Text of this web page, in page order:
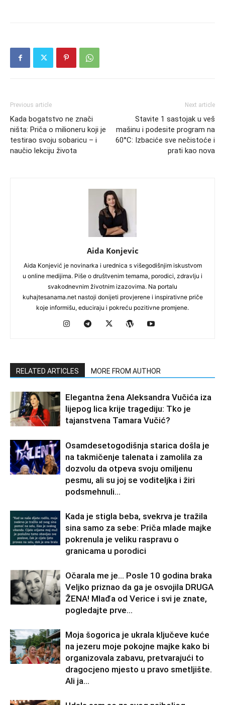
Previous article
Kada bogatstvo ne znači
ništa: Priča o milioneru koji je
testirao svoju sobaricu – i
naučio lekciju života
Next article
Stavite 1 sastojak u veš
mašinu i podesite program na
60°C: Izbaciće sve nečistoće i
prati kao nova
Aida Konjevic
Aida Konjević je novinarka i urednica s višegodišnjim iskustvom
u online medijima. Piše o društvenim temama, porodici, zdravlju i
svakodnevnim životnim izazovima. Na portalu
kuhajtesanama.net nastoji donijeti provjerene i inspirativne priče
koje informišu, educiraju i pokreću pozitivne promjene.
RELATED ARTICLES MORE FROM AUTHOR
Elegantna žena Aleksandra Vučića iza
lijepog lica krije tragediju: Tko je
tajanstvena Tamara Vučić?
Osamdesetogodišnja starica došla je
na takmičenje talenata i zamolila za
dozvolu da otpeva svoju omiljenu
pesmu, ali su joj se voditeljka i žiri
podsmehnuli...
Kada je stigla beba, svekrva je tražila
sina samo za sebe: Priča mlade majke
pokrenula je veliku raspravu o
granicama u porodici
Očarala me je… Posle 10 godina braka
Veljko priznao da ga je osvojila DRUGA
ŽENA! Mlađa od Verice i svi je znate,
pogledajte prve...
Moja šogorica je ukrala ključeve kuće
na jezeru moje pokojne majke kako bi
organizovala zabavu, pretvarajući to
dragocjeno mjesto u pravo smetljište.
Ali ja...